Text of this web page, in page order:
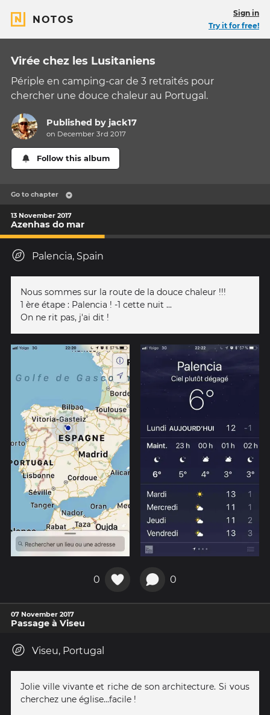
NOTOS
Sign in
Try it for free!
Virée chez les Lusitaniens
Périple en camping-car de 3 retraités pour
chercher une douce chaleur au Portugal.
Published by jack17
on December 3rd 2017
Follow this album
Go to chapter
13 November 2017
Azenhas do mar
Palencia, Spain
Nous sommes sur la route de la douce chaleur !!!
1 ère étape : Palencia ! -1 cette nuit ...
On ne rit pas, j'ai dit !
0 0
07 November 2017
Passage à Viseu
Viseu, Portugal
Jolie ville vivante et riche de son architecture. Si vous
cherchez une église...facile !